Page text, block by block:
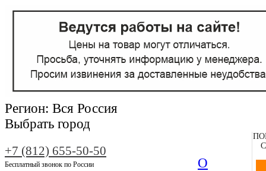
Регион: Вся Россия
Выбрать город
+7 (812) 655-50-50
Бесплатный звонок по России О